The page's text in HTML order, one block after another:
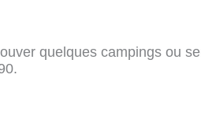
quelques campings ou